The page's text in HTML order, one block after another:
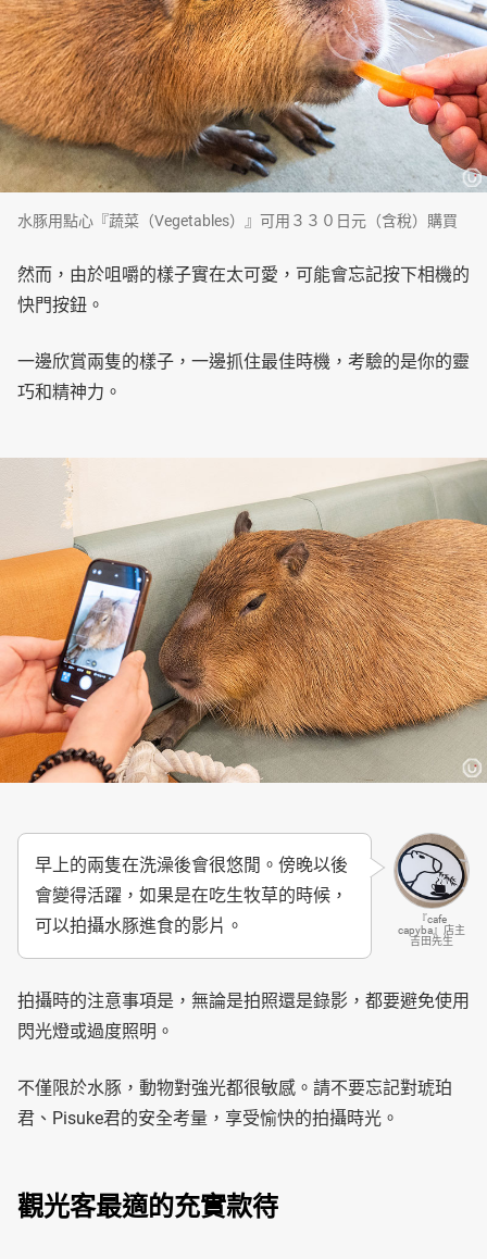
水豚用點心『蔬菜（Vegetables）』可用３３０日元（含稅）購買
然而，由於咀嚼的樣子實在太可愛，可能會忘記按下相機的
快門按鈕。
一邊欣賞兩隻的樣子，一邊抓住最佳時機，考驗的是你的靈
巧和精神力。
『cafe
capyba』店主
吉田先生
早上的兩隻在洗澡後會很悠閒。傍晚以後
會變得活躍，如果是在吃生牧草的時候，
可以拍攝水豚進食的影片。
拍攝時的注意事項是，無論是拍照還是錄影，都要避免使用
閃光燈或過度照明。
不僅限於水豚，動物對強光都很敏感。請不要忘記對琥珀
君、Pisuke君的安全考量，享受愉快的拍攝時光。
觀光客最適的充實款待